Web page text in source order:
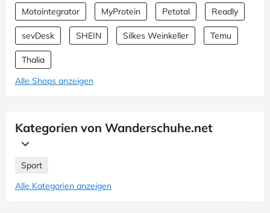
Motointegrator MyProtein Petotal Readly
sevDesk SHEIN Silkes Weinkeller Temu
Thalia
Alle Shops anzeigen
Kategorien von Wanderschuhe.net
Sport
Alle Kategorien anzeigen